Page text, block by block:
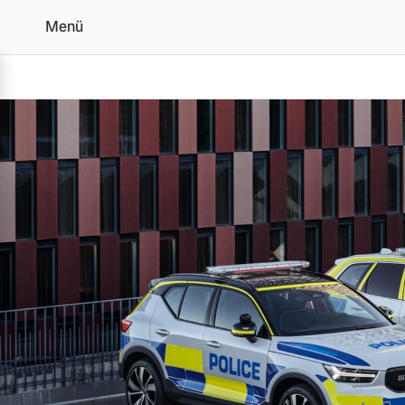
Volvo
Menü
Vollelektrisch
Plug-in Hybrid
3 Modelle